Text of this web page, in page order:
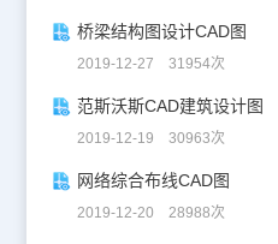
桥梁结构图设计CAD图
2019-12-27 31954次
范斯沃斯CAD建筑设计图
2019-12-19 30963次
网络综合布线CAD图
2019-12-20 28988次